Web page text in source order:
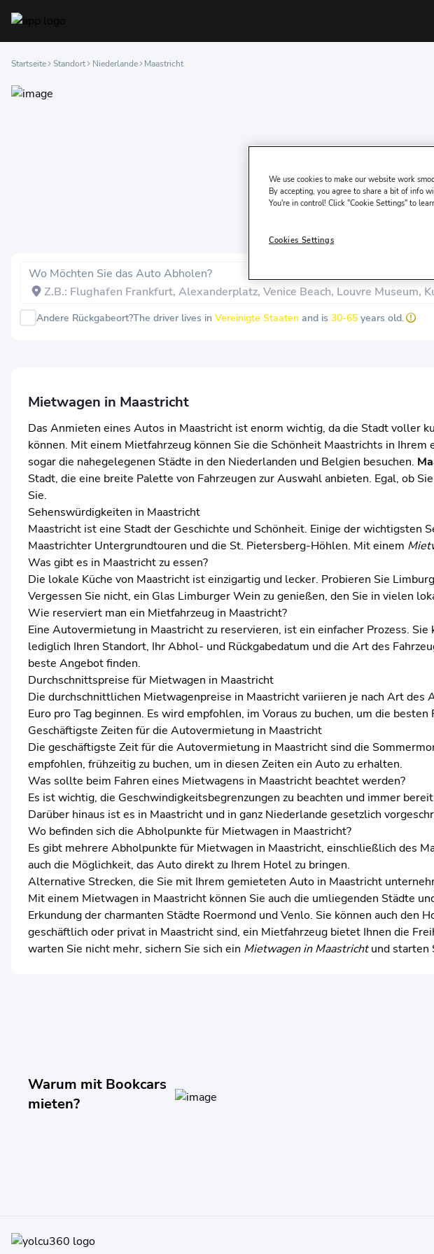
Startseite Standort Niederlande Maastricht
Wo Möchten Sie das Auto Abholen?
Andere Rückgabeort?The driver lives in Vereinigte Staaten and is 30-65 years old.
Mietwagen in Maastricht
Das Anmieten eines Autos in Maastricht ist enorm wichtig, da die Stadt voller
können. Mit einem Mietfahrzeug können Sie die Schönheit Maastrichts in
sogar die nahegelegenen Städte in den Niederlanden und Belgien besuchen.
Stadt, die eine breite Palette von Fahrzeugen zur Auswahl anbieten. Egal, ob
Sie.
Sehenswürdigkeiten in Maastricht
Maastricht ist eine Stadt der Geschichte und Schönheit. Einige der wichtigsten
Maastrichter Untergrundtouren und die St. Pietersberg-Höhlen. Mit einem
Was gibt es in Maastricht zu essen?
Die lokale Küche von Maastricht ist einzigartig und lecker. Probieren Sie
Vergessen Sie nicht, ein Glas Limburger Wein zu genießen, den Sie in vielen
Wie reserviert man ein Mietfahrzeug in Maastricht?
Eine Autovermietung in Maastricht zu reservieren, ist ein einfacher Prozess.
lediglich Ihren Standort, Ihr Abhol- und Rückgabedatum und die Art des
beste Angebot finden.
Durchschnittspreise für Mietwagen in Maastricht
Die durchschnittlichen Mietwagenpreise in Maastricht variieren je nach Art
Euro pro Tag beginnen. Es wird empfohlen, im Voraus zu buchen, um die besten
Geschäftigste Zeiten für die Autovermietung in Maastricht
Die geschäftigste Zeit für die Autovermietung in Maastricht sind die
empfohlen, frühzeitig zu buchen, um in diesen Zeiten ein Auto zu erhalten.
Was sollte beim Fahren eines Mietwagens in Maastricht beachtet werden?
Es ist wichtig, die Geschwindigkeitsbegrenzungen zu beachten und immer
Darüber hinaus ist es in Maastricht und in ganz Niederlande gesetzlich
Wo befinden sich die Abholpunkte für Mietwagen in Maastricht?
Es gibt mehrere Abholpunkte für Mietwagen in Maastricht, einschließlich des
auch die Möglichkeit, das Auto direkt zu Ihrem Hotel zu bringen.
Alternative Strecken, die Sie mit Ihrem gemieteten Auto in Maastricht
Mit einem Mietwagen in Maastricht können Sie auch die umliegenden Städte
Erkundung der charmanten Städte Roermond und Venlo. Sie können auch
geschäftlich oder privat in Maastricht sind, ein Mietfahrzeug bietet Ihnen die
warten Sie nicht mehr, sichern Sie sich ein Mietwagen in Maastrichtund starten
Warum mit Bookcars
mieten?
We use cookies to make our website work
By accepting, you agree to share a bit of info
You're in control! Click "Cookie Settings" to
Cookies Settings